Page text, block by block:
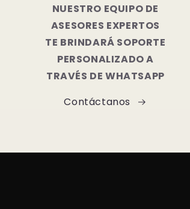
NUESTRO EQUIPO DE
ASESORES EXPERTOS
TE BRINDARÁ SOPORTE
PERSONALIZADO A
TRAVÉS DE WHATSAPP
Contáctanos